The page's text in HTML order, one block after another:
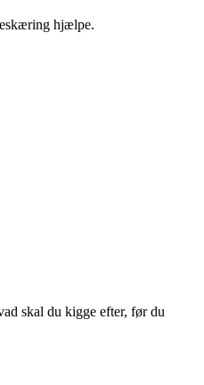
hjælpe.
skal du kigge efter, før du